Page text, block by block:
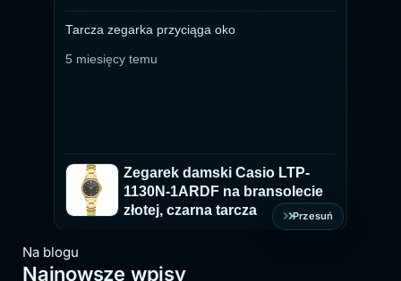
Tarcza zegarka przyciąga oko
5 miesięcy temu
Zegarek damski Casio LTP-
1130N-1ARDF na bransolecie
złotej, czarna tarcza
Przesuń
Na blogu
Najnowsze wpisy